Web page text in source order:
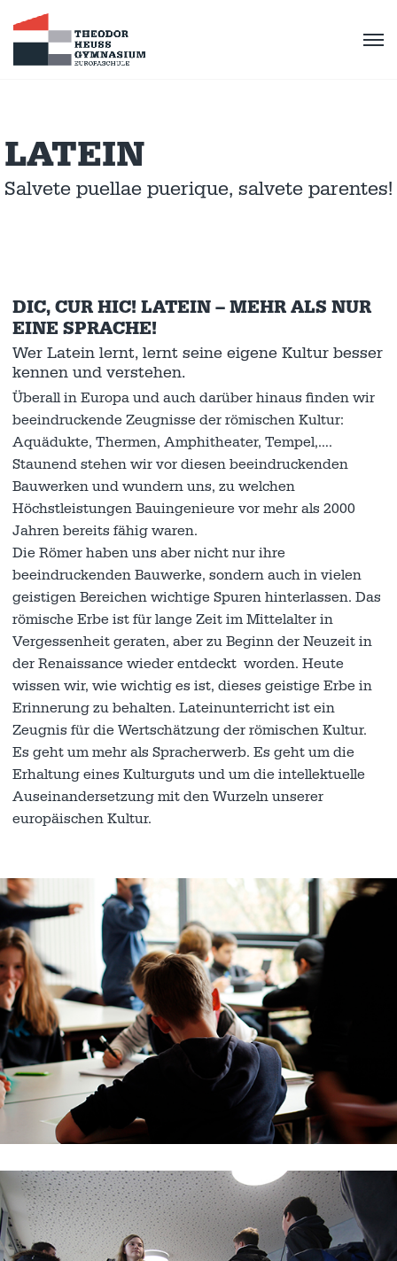
LATEIN
Salvete puellae puerique, salvete parentes!
DIC, CUR HIC! LATEIN – MEHR ALS NUR
EINE SPRACHE!
Wer Latein lernt, lernt seine eigene Kultur besser
kennen und verstehen.
Überall in Europa und auch darüber hinaus finden wir
beeindruckende Zeugnisse der römischen Kultur:
Aquädukte, Thermen, Amphitheater, Tempel,….
Staunend stehen wir vor diesen beeindruckenden
Bauwerken und wundern uns, zu welchen
Höchstleistungen Bauingenieure vor mehr als 2000
Jahren bereits fähig waren.
Die Römer haben uns aber nicht nur ihre
beeindruckenden Bauwerke, sondern auch in vielen
geistigen Bereichen wichtige Spuren hinterlassen. Das
römische Erbe ist für lange Zeit im Mittelalter in
Vergessenheit geraten, aber zu Beginn der Neuzeit in
der Renaissance wieder entdeckt worden. Heute
wissen wir, wie wichtig es ist, dieses geistige Erbe in
Erinnerung zu behalten. Lateinunterricht ist ein
Zeugnis für die Wertschätzung der römischen Kultur.
Es geht um mehr als Spracherwerb. Es geht um die
Erhaltung eines Kulturguts und um die intellektuelle
Auseinandersetzung mit den Wurzeln unserer
europäischen Kultur.